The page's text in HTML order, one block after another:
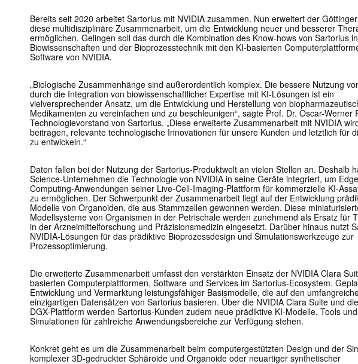
Bereits seit 2020 arbeitet Sartorius mit NVIDIA zusammen. Nun erweitert der
diese multidisziplinäre Zusammenarbeit, um die Entwicklung neuer und besserer
ermöglichen. Gelingen soll das durch die Kombination des Know-hows von Sartorius
Biowissenschaften und der Bioprozesstechnik mit den KI-basierten
Software von NVIDIA.
„Biologische Zusammenhänge sind außerordentlich komplex. Die bessere Nutzung
durch die Integration von biowissenschaftlicher Expertise mit KI-Lösungen ist ein
vielversprechender Ansatz, um die Entwicklung und Herstellung von
Medikamenten zu vereinfachen und zu beschleunigen“, sagte Prof. Dr. Oscar-Werner
Technologievorstand von Sartorius. „Diese erweiterte Zusammenarbeit mit NVIDIA
beitragen, relevante technologische Innovationen für unsere Kunden und letztlich für
zu entwickeln.“
Daten fallen bei der Nutzung der Sartorius-Produktwelt an vielen Stellen an. Deshalb
Science-Unternehmen die Technologie von NVIDIA in seine Geräte integriert, um
Computing-Anwendungen seiner Live-Cell-Imaging-Plattform für kommerzielle KI-
zu ermöglichen. Der Schwerpunkt der Zusammenarbeit liegt auf der Entwicklung
Modelle von Organoiden, die aus Stammzellen gewonnen werden. Diese
Modellsysteme von Organismen in der Petrischale werden zunehmend als Ersatz für
in der Arzneimittelforschung und Präzisionsmedizin eingesetzt. Darüber hinaus nutzt
NVIDIA-Lösungen für das prädiktive Bioprozessdesign und Simulationswerkzeuge zur
Prozessoptimierung.
Die erweiterte Zusammenarbeit umfasst den verstärkten Einsatz der NVIDIA Clara
basierten Computerplattformen, Software und Services im Sartorius-Ecosystem.
Entwicklung und Vermarktung leistungsfähiger Basismodelle, die auf den
einzigartigen Datensätzen von Sartorius basieren. Über die NVIDIA Clara Suite und
DGX-Plattform werden Sartorius-Kunden zudem neue prädiktive KI-Modelle, Tools und
Simulationen für zahlreiche Anwendungsbereiche zur Verfügung stehen.
Konkret geht es um die Zusammenarbeit beim computergestützten Design und der
komplexer 3D-gedruckter Sphäroide und Organoide oder neuartiger synthetischer